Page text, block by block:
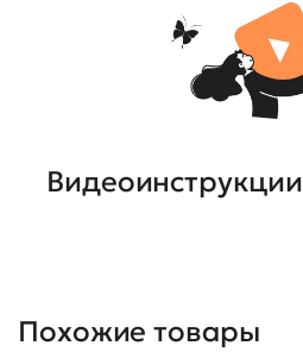
Видеоинструкции
Похожие товары